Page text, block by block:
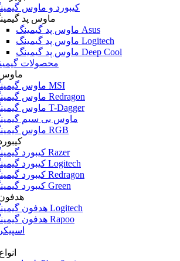
کیبورد و ماوس
ماوس پد
ماوس پد گیمینگ Asus
ماوس پد گیمینگ Logitech
ماوس پد گیمینگ Deep Cool
محصولات
ماوس
ماوس گیمینگ MSI
ماوس گیمینگ Redragon
ماوس گیمینگ T-Dagger
ماوس بی سیم
ماوس گیمینگ RGB
کیبورد گیمینگ Razer
کیبورد گیمینگ Logitech
کیبورد گیمینگ Redragon
کیبورد گیمینگ Green
هدفون گیمینگ Logitech
هدفون گیمینگ Rapoo